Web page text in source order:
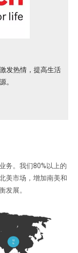
发热情，提高生活
。
务。我们80%以上的
美市场，增加南美和
发展。